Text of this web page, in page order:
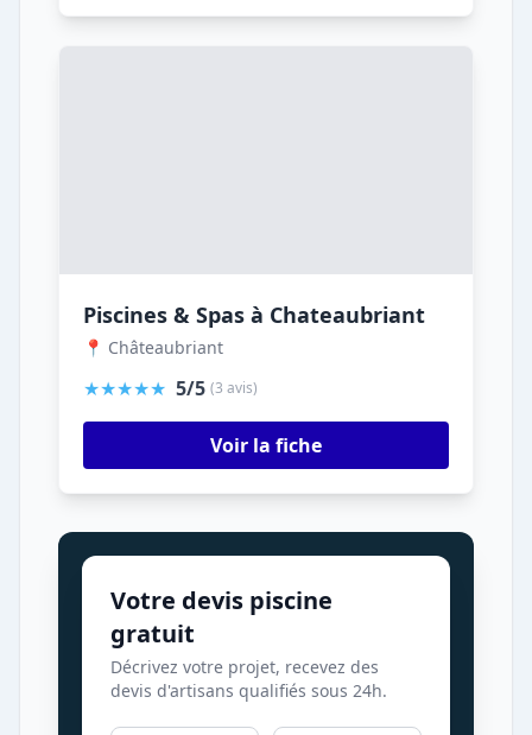
Piscines & Spas à Chateaubriant
📍 Châteaubriant
★★★★★ 5/5 (3 avis)
Voir la fiche
Votre devis piscine
gratuit
Décrivez votre projet, recevez des
devis d'artisans qualifiés sous 24h.